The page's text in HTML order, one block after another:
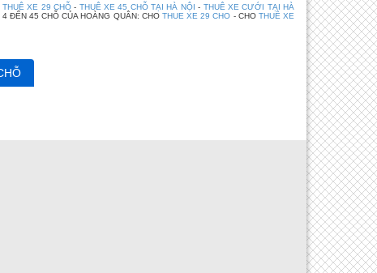
THUÊ XE 29 CHỖ- THUÊ XE 45 CHỖ TẠI HÀ NỘI - THUÊ XE CƯỚI TẠI HÀ
ĐẾN 45 CHỖ CỦA HOÀNG QUÂN: CHO THUE XE 29 CHO - CHO THUÊ XE